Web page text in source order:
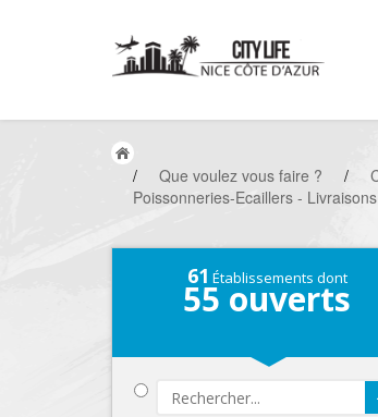
/ Que voulez vous faire ? /
Poissonneries-Ecaillers -
61 Établissements dont
55 ouverts